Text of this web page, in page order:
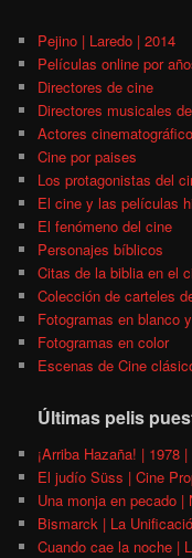
Pejino | Laredo | 2014
Películas online por
Directores de cine
Directores musicales
Actores
Cine por paises
Los protagonistas del
El cine y las películas
El fenómeno del cine
Personajes bíblicos
Citas de la biblia en el
Colección de carteles
Fotogramas en blanco
Fotogramas en color
Escenas de Cine
Últimas pelis
¡Arriba Hazaña! | 1978
El judío Süss | Cine
Una monja en pecado |
Bismarck | La
Cuando cae la noche |